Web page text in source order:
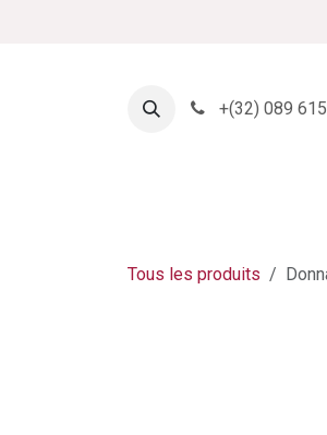
+(32) 089
Tous les produits